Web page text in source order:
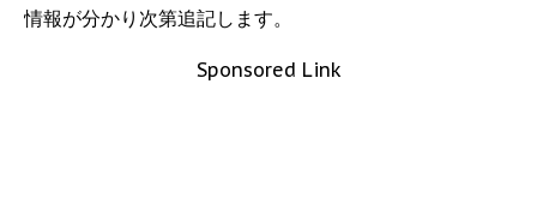
情報が分かり次第追記します。
Sponsored Link